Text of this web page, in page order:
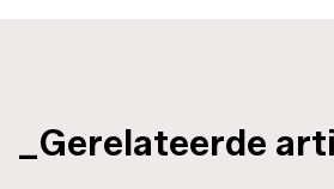
_Gerelateerde